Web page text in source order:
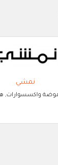
نمشي
واكسسوارات,